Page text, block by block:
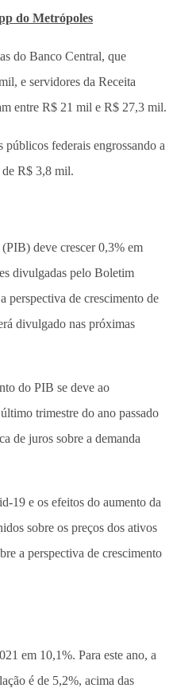
do Metrópoles
do Banco Central, que
e servidores da Receita
entre R$ 21 mil e R$ 27,3 mil.
federais engrossando a
de R$ 3,8 mil.
deve crescer 0,3% em
divulgadas pelo Boletim
perspectiva de crescimento de
divulgado nas próximas
do PIB se deve ao
trimestre do ano passado
de juros sobre a demanda
19 e os efeitos do aumento da
sobre os preços dos ativos
a perspectiva de crescimento
em 10,1%. Para este ano, a
é de 5,2%, acima das